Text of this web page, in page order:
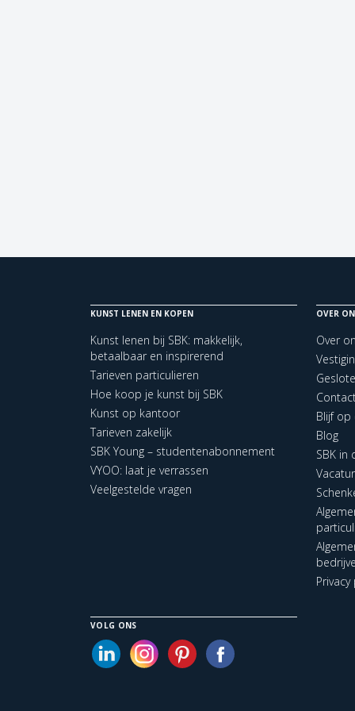
KUNST LENEN EN KOPEN
Kunst lenen bij SBK: makkelijk,
betaalbaar en inspirerend
Tarieven particulieren
Hoe koop je kunst bij SBK
Kunst op kantoor
Tarieven zakelijk
SBK Young – studentenabonnement
VYOO: laat je verrassen
Veelgestelde vragen
OVER
Over
Blijf op
Blog
SBK in
VOLG ONS